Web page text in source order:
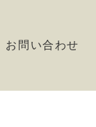
お問い合わせ